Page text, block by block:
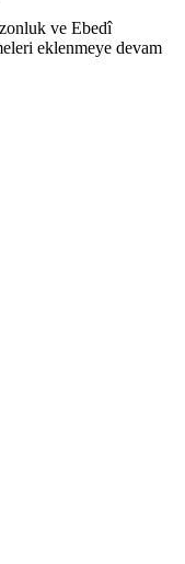
ve Ebedî
eklenmeye devam